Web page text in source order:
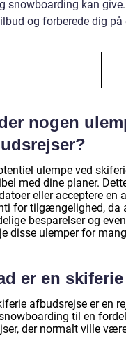
snowboarding kan
og forberede dig
nogen
ulempe ved
med dine planer.
eller acceptere en
for tilgængelighed, da
besparelser og
disse ulemper for
er en
afbudsrejse er en
til en
der normalt ville